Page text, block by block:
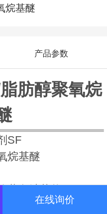
烷基醚
产品参数
肪醇聚氧烷
SF
烷基醚
在线询价